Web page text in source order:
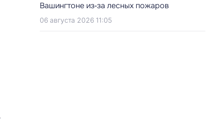
Вашингтоне из‑за лесных пожаров
06 августа 2026 11:05